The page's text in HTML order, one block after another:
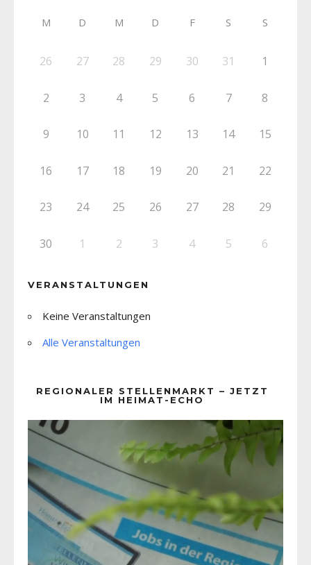
M D M D F S S
26 27 28 29 30 31 1
2 3 4 5 6 7 8
9 10 11 12 13 14 15
16 17 18 19 20 21 22
23 24 25 26 27 28 29
30 1 2 3 4 5 6
VERANSTALTUNGEN
Keine Veranstaltungen
Alle Veranstaltungen
REGIONALER STELLENMARKT – JETZT
IM HEIMAT-ECHO
Player